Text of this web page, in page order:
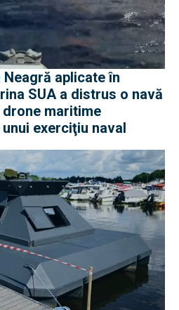
aplicate în
SUA a distrus o navă
maritime
exerciţiu naval